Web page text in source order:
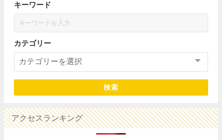
キーワード
カテゴリー
検索
アクセスランキング